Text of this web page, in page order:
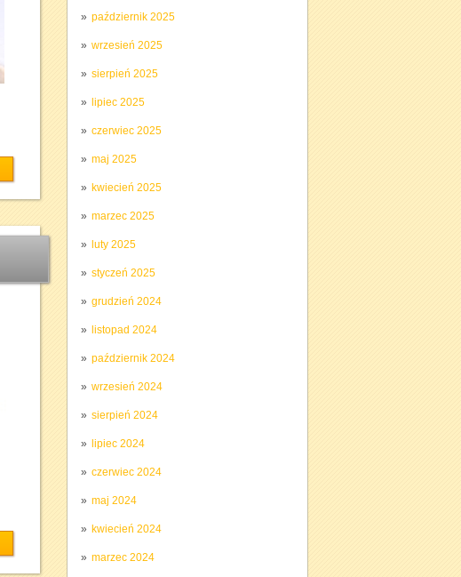
październik 2025
wrzesień 2025
sierpień 2025
lipiec 2025
czerwiec 2025
maj 2025
kwiecień 2025
marzec 2025
luty 2025
styczeń 2025
grudzień 2024
listopad 2024
październik 2024
wrzesień 2024
sierpień 2024
lipiec 2024
czerwiec 2024
maj 2024
kwiecień 2024
marzec 2024